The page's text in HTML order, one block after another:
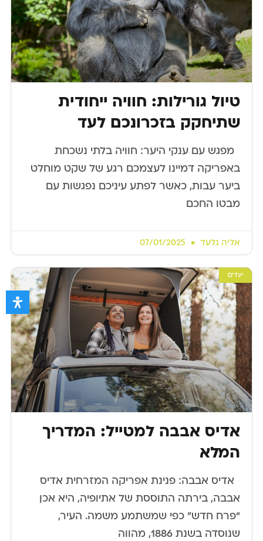
טיול גורילות: חוויה ייחודית
שתיחקק בזכרונכם לעד
​ ​ מפגש עם ענקי היער: חוויה בלתי נשכחת
באפריקה דמיינו לעצמכם רגע של שקט מוחלט
ביער עבות, כאשר לפתע עיניכם נפגשות עם
מבטו החכם
אליה גלעד
יעדים
אדיס אבבה למטייל: המדריך
המלא
​ ​ אדיס אבבה: פנינת אפריקה המזרחית אדיס
אבבה, בירתה התוססת של אתיופיה, היא אכן
“פרח חדש” כפי שמשתמע משמה. העיר,
שנוסדה בשנת 1886, מהווה